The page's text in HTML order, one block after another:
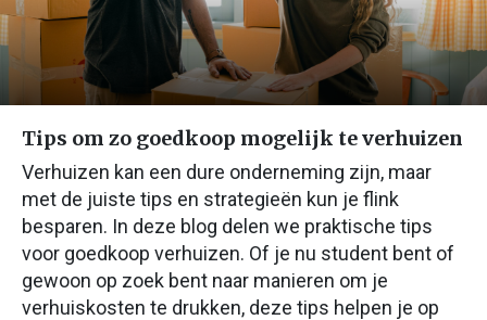
Tips om zo goedkoop mogelijk te verhuizen
Verhuizen kan een dure onderneming zijn, maar
met de juiste tips en strategieën kun je flink
besparen. In deze blog delen we praktische tips
voor goedkoop verhuizen. Of je nu student bent of
gewoon op zoek bent naar manieren om je
verhuiskosten te drukken, deze tips helpen je op